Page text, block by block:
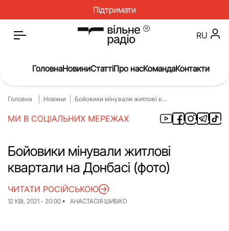
Підтримати
Головна
Окупація
Про нас
Війна
Гроші
Освіта
Інструкції
ЖКГ
RU
ГоловнаНовиниСтаттіПро насКомандаКонтакти
Головна Новини Бойовики мінували житлові к...
МИ В СОЦІАЛЬНИХ МЕРЕЖАХ
Бойовики мінували житлові
квартали на Донбасі (фото)
12 КВІ, 2021 - 20:00 АНАСТАСІЯ ШИБІКО
ЧИТАТИ РОСІЙСЬКОЮ